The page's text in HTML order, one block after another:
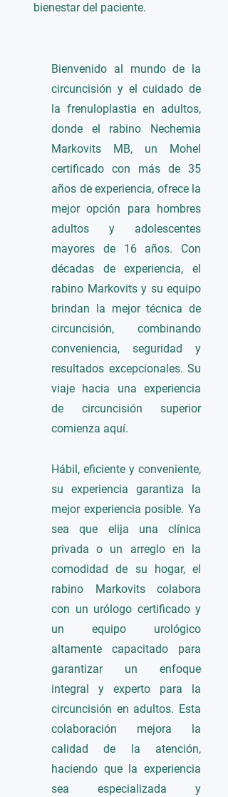
bienestar del paciente.
Bienvenido al mundo de la
circuncisión y el cuidado de
la frenuloplastia en adultos,
donde el rabino Nechemia
Markovits MB, un Mohel
certificado con más de 35
años de experiencia, ofrece la
mejor opción para hombres
adultos y adolescentes
mayores de 16 años. Con
décadas de experiencia, el
rabino Markovits y su equipo
brindan la mejor técnica de
circuncisión, combinando
conveniencia, seguridad y
resultados excepcionales. Su
viaje hacia una experiencia
de circuncisión superior
comienza aquí.
Hábil, eficiente y conveniente,
su experiencia garantiza la
mejor experiencia posible. Ya
sea que elija una clínica
privada o un arreglo en la
comodidad de su hogar, el
rabino Markovits colabora
con un urólogo certificado y
un equipo urológico
altamente capacitado para
garantizar un enfoque
integral y experto para la
circuncisión en adultos. Esta
colaboración mejora la
calidad de la atención,
haciendo que la experiencia
sea especializada y